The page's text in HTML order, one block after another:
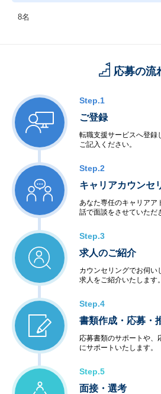
8名
応募の流
Step.1
ご登録
転職支援サービスへ登録
ご記入ください。
Step.2
キャリアカウンセ
あなた専任のキャリアア
話で面談をさせていただ
Step.3
求人のご紹介
カウンセリングでお伺い
求人をご紹介いたします。
Step.4
書類作成・応募・
応募書類のサポートや、
にサポートいたします。
Step.5
面接・選考